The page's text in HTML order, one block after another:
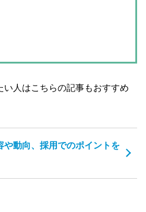
人はこちらの記事もおすすめ
や動向、採用でのポイントを